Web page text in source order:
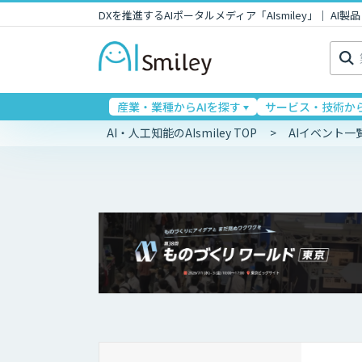
DXを推進するAIポータルメディア「AIsmiley」｜ AI製
検
索:
産業・業種からAIを探す
サービス・技術か
AI・人工知能のAIsmiley TOP
AIイベント一